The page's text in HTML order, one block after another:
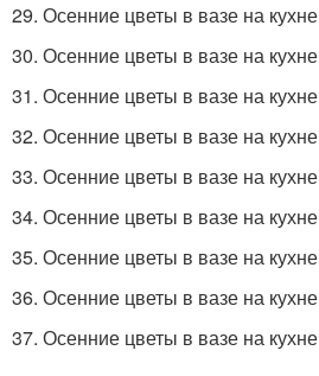
29. Осенние цветы в вазе на кухне
30. Осенние цветы в вазе на кухне
31. Осенние цветы в вазе на кухне
32. Осенние цветы в вазе на кухне
33. Осенние цветы в вазе на кухне
34. Осенние цветы в вазе на кухне
35. Осенние цветы в вазе на кухне
36. Осенние цветы в вазе на кухне
37. Осенние цветы в вазе на кухне